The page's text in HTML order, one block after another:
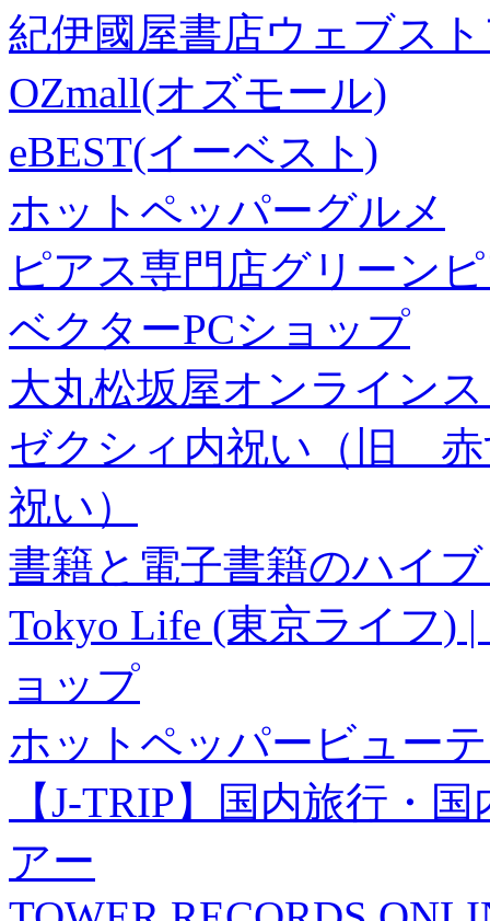
紀伊國屋書店ウェブス
OZmall(オズモール)
eBEST(イーベスト)
ホットペッパーグルメ
ピアス専門店グリーン
ベクターPCショップ
大丸松坂屋オンライン
ゼクシィ内祝い（旧 赤
祝い）
書籍と電子書籍のハイ
Tokyo Life (東京ライフ)
ョップ
ホットペッパービュー
【J-TRIP】国内旅行・
アー